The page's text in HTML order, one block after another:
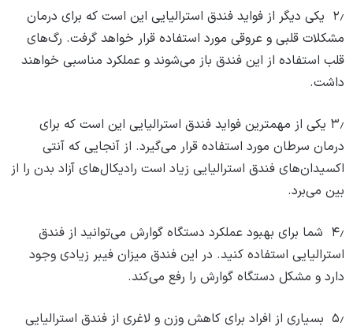
۲٫ یکی دیگر از فواید فندق استرالیایی این است که برای درمان
مشکلات قلبی و عروقی مورد استفاده قرار خواهد گرفت. رگ‌های
قلب استفاده از این فندق باز می‌شوند و عملکرد مناسبی خواهند
داشت.
۳٫ یکی از مهمترین فواید فندق استرالیایی این است که برای
درمان سرطان مورد استفاده قرار می‌گیرد. از آنجایی که آنتی
اکسیدان‌های فندق استرالیایی زیاد است رادیکال‌های آزاد بدن را از
بین می‌برد.
۴٫ شما برای بهبود عملکرد دستگاه گوارش می‌توانید از فندق
استرالیایی استفاده کنید. در این فندق میزان فیبر زیادی وجود
دارد و مشکل دستگاه گوارش را رفع می‌کند.
۵٫ بسیاری از افراد برای کاهش وزن و لاغری از فندق استرالیایی